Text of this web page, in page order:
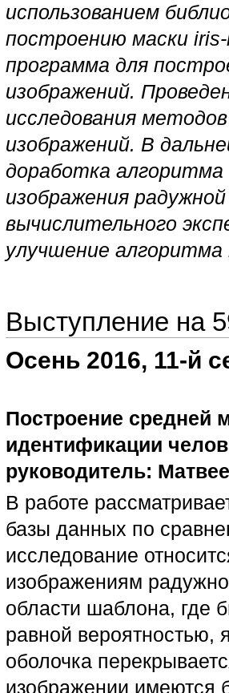
использованием
построению маски
программа для
изображений.
исследования
изображений. В
доработка
изображения
вычислительного
улучшение алгоритма
Выступление на
Осень 2016, 11-й
Построение средней
идентификации
руководитель:
В работе
базы данных по
исследование
изображениям
области шаблона, где
равной вероятностью,
оболочка
изображении имеются